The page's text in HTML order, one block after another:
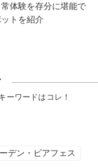
体験を存分に堪能で
トを紹介
ーワードはコレ！
デン・ビアフェス